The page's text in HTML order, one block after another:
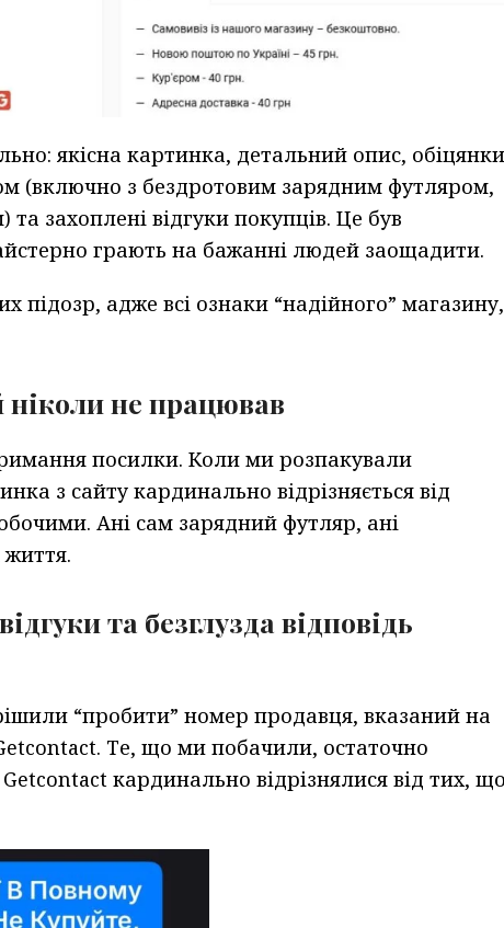
якісна картинка, детальний опис, обіцянки
(включно з бездротовим зарядним футляром,
захоплені відгуки покупців. Це був
грають на бажанні людей заощадити.
адже всі ознаки “надійного” магазину,
ніколи не працював
посилки. Коли ми розпакували
з сайту кардинально відрізняється від
Ані сам зарядний футляр, ані
та безглузда відповідь
“пробити” номер продавця, вказаний на
Те, що ми побачили, остаточно
Getcontact кардинально відрізнялися від тих,